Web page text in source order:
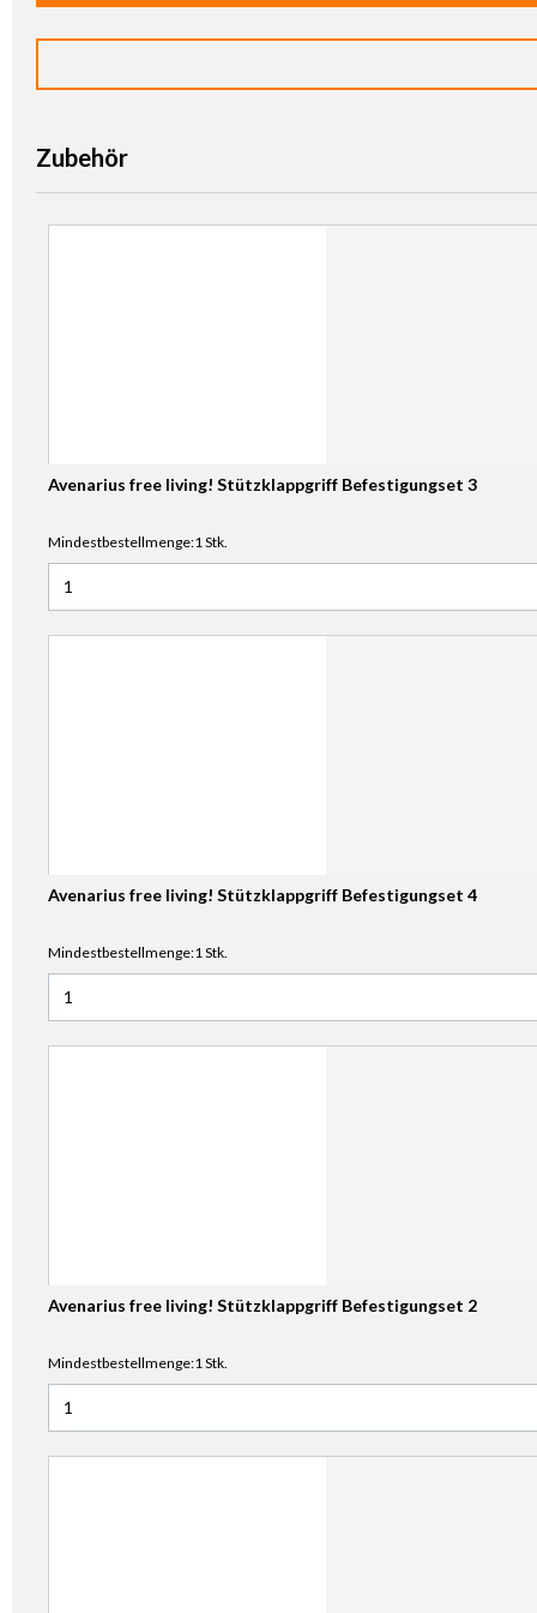
Zubehör
Avenarius free living! Stützklappgriff Befestigungset 3
Mindestbestellmenge:1 Stk.
Anzahl für Avenarius free living! Stützklappgriff
Avenarius free living! Stützklappgriff Befestigungset 4
Mindestbestellmenge:1 Stk.
Anzahl für Avenarius free living! Stützklappgriff
Avenarius free living! Stützklappgriff Befestigungset 2
Mindestbestellmenge:1 Stk.
Anzahl für Avenarius free living! Stützklappgriff